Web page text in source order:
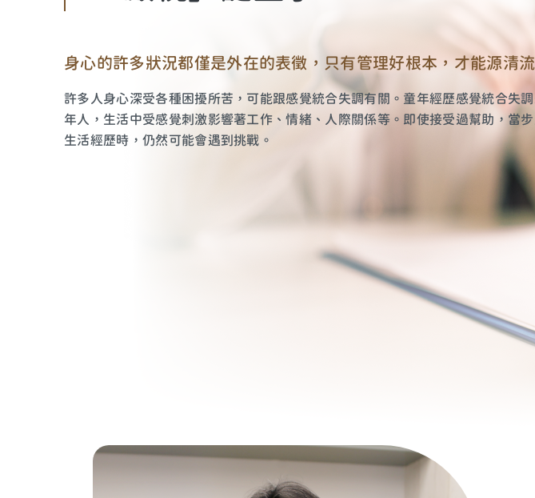
身心的許多狀況都僅是外在的表徵，只有管理好根本，才能源清
許多人身心深受各種困擾所苦，可能跟感覺統合失調有關。童年經歷感覺統合失
年人，生活中受感覺刺激影響著工作、情緒、人際關係等。即使接受過幫助，當
生活經歷時，仍然可能會遇到挑戰。